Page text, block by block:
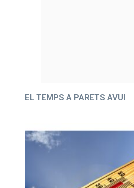
EL TEMPS A PARETS AVUI